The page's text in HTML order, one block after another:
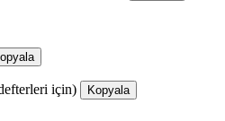
için) Kopyala